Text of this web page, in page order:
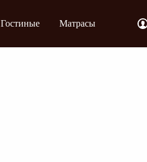
Гостиные Матрасы